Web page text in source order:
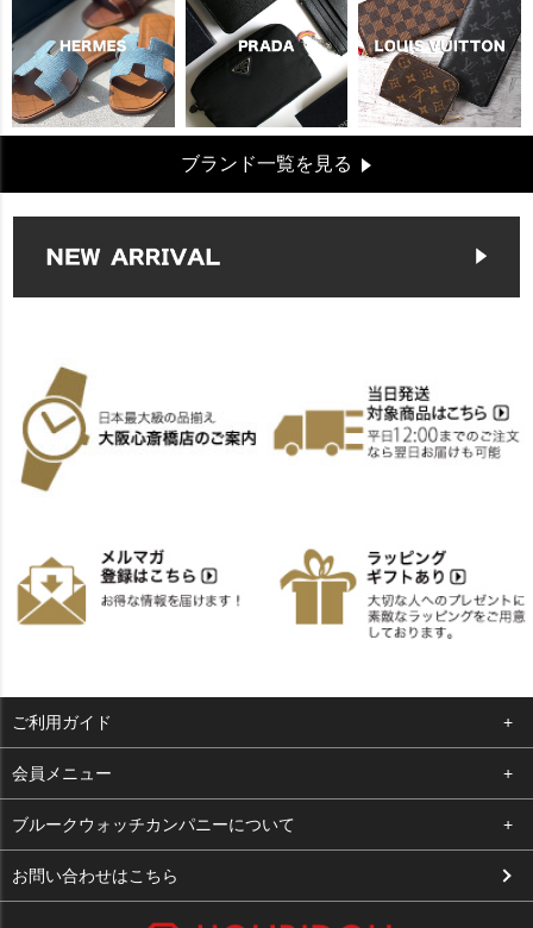
ブランド一覧を見る
ご利用ガイド
よくある質問
支払い・送料
お客様の声
会員メニュー
ログイン
お気に入り
ブルークウォッチカンパニーについて
会社概要
お問い合わせはこちら